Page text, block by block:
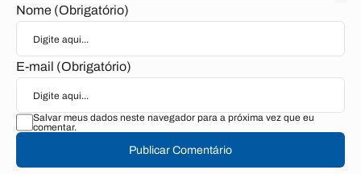
Nome (Obrigatório)
E-mail (Obrigatório)
Salvar meus dados neste navegador para a próxima vez que eu
comentar.
Publicar Comentário